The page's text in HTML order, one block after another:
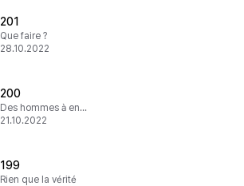
201
Que faire ?
28.10.2022
200
Des hommes à engaillardir
21.10.2022
199
Rien que la vérité